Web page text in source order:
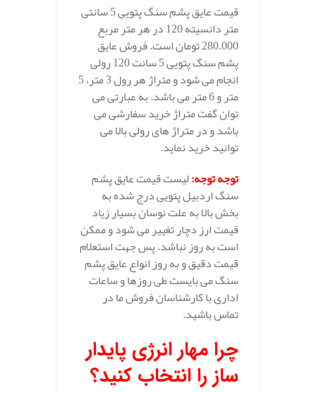
قیمت عایق پشم سنگ پتویی 5 سانتی
متر دانسیته 120 در هر متر مربع
280.000 تومان است. فروش عایق
پشم سنگ پتویی 5 سانت 120 رولی
انجام می شود و متراژ هر رول 3 متر، 5
متر و 6 متر می باشد. به عبارتی می
توان گفت متراژ خرید سفارشی می
باشد و در متراژ های رولی بالا می
توانید خرید نماید.
توجه توجه:لیست قیمت عایق پشم
سنگ اردبیل پتویی درج شده به
بخش بالا به علت نوسان بسیار زیاد
قیمت ارز دچار تغییر می شود و ممکن
است به روز نباشد. پس جهت استعلام
قیمت دقیق و به روز انواع عایق پشم
سنگ می بایست طی روزها و ساعات
اداری با کارشناسان فروش ما در
تماس باشید.
چرا مهار انرژی پایدار
ساز را انتخاب کنید؟